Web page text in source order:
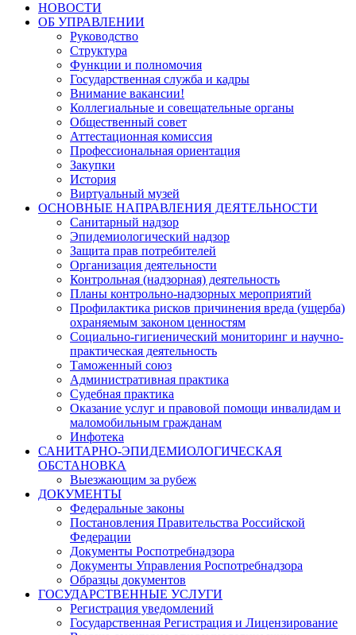
НОВОСТИ
ОБ УПРАВЛЕНИИ
Руководство
Структура
Функции и полномочия
Государственная служба и кадры
Внимание вакансии!
Коллегиальные и совещательные органы
Общественный совет
Аттестационная комиссия
Профессиональная ориентация
Закупки
История
Виртуальный музей
ОСНОВНЫЕ НАПРАВЛЕНИЯ ДЕЯТЕЛЬНОСТИ
Санитарный надзор
Эпидемиологический надзор
Защита прав потребителей
Организация деятельности
Контрольная (надзорная) деятельность
Планы контрольно-надзорных мероприятий
Профилактика рисков причинения вреда (ущерба)
охраняемым законом ценностям
Социально-гигиенический мониторинг и научно-
практическая деятельность
Таможенный союз
Административная практика
Судебная практика
Оказание услуг и правовой помощи инвалидам и
маломобильным гражданам
Инфотека
САНИТАРНО-ЭПИДЕМИОЛОГИЧЕСКАЯ
ОБСТАНОВКА
Выезжающим за рубеж
ДОКУМЕНТЫ
Федеральные законы
Постановления Правительства Российской
Федерации
Документы Роспотребнадзора
Документы Управления Роспотребнадзора
Образцы документов
ГОСУДАРСТВЕННЫЕ УСЛУГИ
Регистрация уведомлений
Государственная Регистрация и Лицензирование